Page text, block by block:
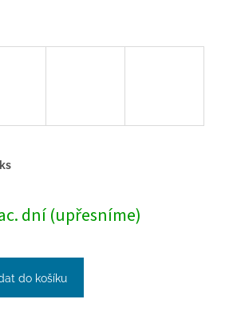
dní (upřesníme)
do košíku